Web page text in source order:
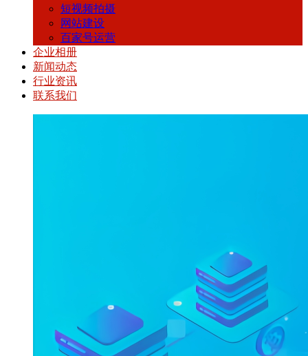
短视频拍摄
网站建设
百家号运营
企业相册
新闻动态
行业资讯
联系我们